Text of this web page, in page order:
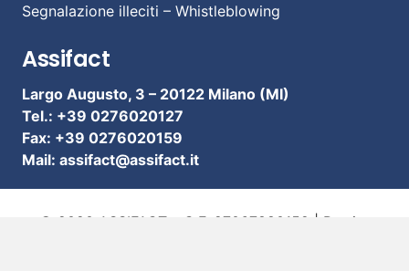
Segnalazione illeciti – Whistleblowing
Assifact
Largo Augusto, 3 – 20122 Milano (MI)
Tel.: +39 0276020127
Fax: +39 0276020159
Mail: assifact@assifact.it
© 2020 ASSIFACT – C.F. 97067880159 | Partita